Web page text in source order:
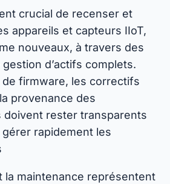
crucial de recenser et
appareils et capteurs IIoT,
nouveaux, à travers des
d’actifs complets.
firmware, les correctifs
provenance des
doivent rester transparents
rapidement les
la maintenance représentent